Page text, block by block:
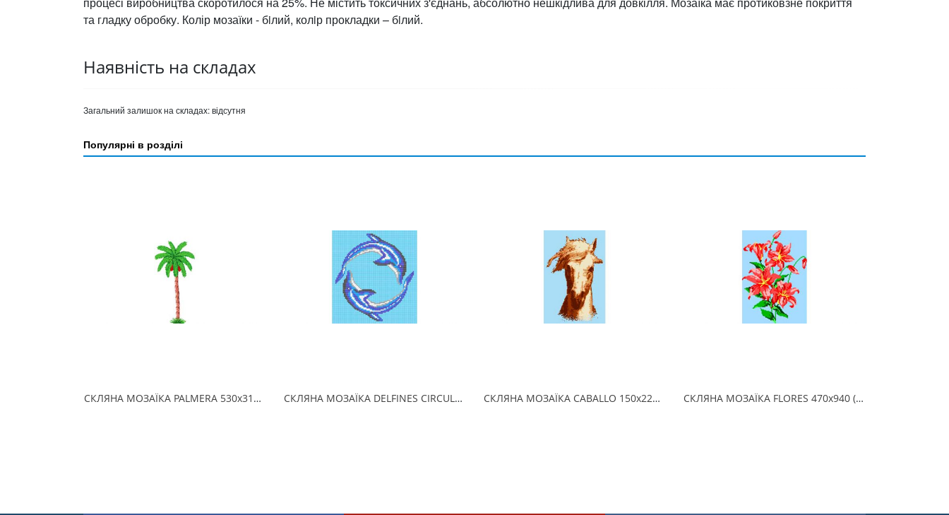
та гладку обробку. Колір мозаїки - бiлий, колiр прокладки – бiлий.
Наявність на складах
Загальний залишок на складах:відсутня
Популярні в розділі
СКЛЯНА МОЗАЇКА PALMERA 530х310 (2.5 x 2.5 см) на папері СКЛЯНА МОЗАЇКА DELFINES CIRCULO 190х215 (2.5 x 2.5 см) на папері СКЛЯНА МОЗАЇКА CABALLO 150х225 (2.5 x 2.5 см) на папері СКЛЯНА МОЗАЇКА FLORES 470х940 (2.5 x 2.5 см) на папері